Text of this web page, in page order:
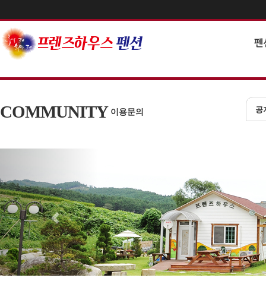
펜
COMMUNITY 이용문의 공